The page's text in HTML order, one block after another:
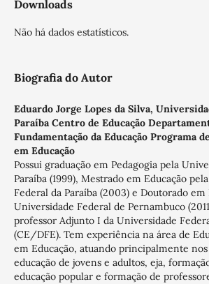
Downloads
Não há dados estatísticos.
Biografia do Autor
Eduardo Jorge Lopes da Silva,
Paraíba Centro de Educação
Fundamentação da Educação Programa
em Educação
Possui graduação em Pedagogia pela
Paraíba (1999), Mestrado em Educação
Federal da Paraíba (2003) e Doutorado em
Universidade Federal de Pernambuco
professor Adjunto I da Universidade
(CE/DFE). Tem experiência na área de
em Educação, atuando principalmente
educação de jovens e adultos, eja,
educação popular e formação de